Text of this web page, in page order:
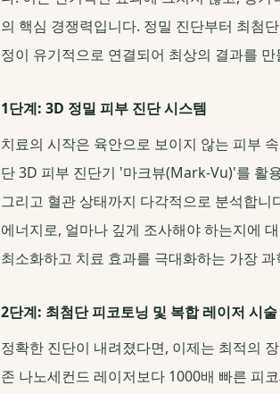
의 핵심 경쟁력입니다. 정밀 진단부터 최첨
정이 유기적으로 연결되어 최상의 결과를
1단계: 3D 정밀 피부 진단 시스템
치료의 시작은 육안으로 보이지 않는 피부
단 3D 피부 진단기 '마크뷰(Mark-Vu)'를 활
그리고 혈관 상태까지 다각적으로 분석합
에너지로, 얼마나 깊게 조사해야 하는지에
최소화하고 치료 효과를 극대화하는 가장
2단계: 최첨단 피코토닝 및 복합 레이저 시술
정확한 진단이 내려졌다면, 이제는 최적의
존 나노세컨드 레이저보다 1000배 빠른 피